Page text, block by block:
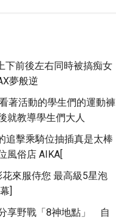
下前後左右同時被搞痴女
夢般逆
著活動的學生們的運動褲
就教導學生們大人
追擊乘騎位抽插真是太棒
風俗店 AIKA[
來服侍您 最高級5星泡
]
享野戰「8神地點」 自